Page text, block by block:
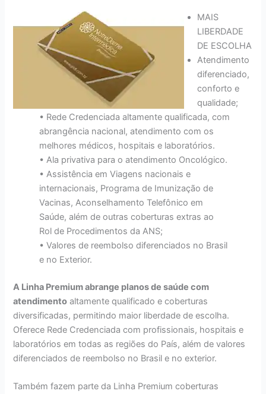
MAIS
LIBERDADE
DE ESCOLHA
Atendimento
diferenciado,
conforto e
qualidade;
• Rede Credenciada altamente qualificada, com
abrangência nacional, atendimento com os
melhores médicos, hospitais e laboratórios.
• Ala privativa para o atendimento Oncológico.
• Assistência em Viagens nacionais e
internacionais, Programa de Imunização de
Vacinas, Aconselhamento Telefônico em
Saúde, além de outras coberturas extras ao
Rol de Procedimentos da ANS;
• Valores de reembolso diferenciados no Brasil
e no Exterior.
A Linha Premium abrange planos de saúde com
atendimento altamente qualificado e coberturas
diversificadas, permitindo maior liberdade de escolha.
Oferece Rede Credenciada com profissionais, hospitais e
laboratórios em todas as regiões do País, além de valores
diferenciados de reembolso no Brasil e no exterior.
Também fazem parte da Linha Premium coberturas